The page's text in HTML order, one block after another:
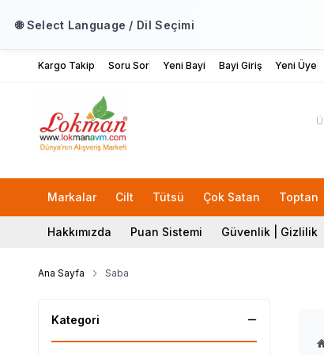
🌐 Select Language / Dil Seçimi
Kargo Takip Soru Sor Yeni Bayi Bayi Giriş Yeni Üye
Markalar Cilt Tütsü Çok Satan Toptan
Hakkımızda Puan Sistemi Güvenlik | Gizlilik
Ana Sayfa Saba
Kategori